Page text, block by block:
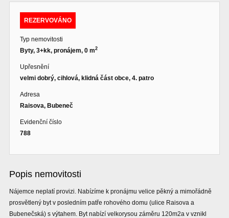
REZERVOVÁNO
Typ nemovitosti
Byty, 3+kk, pronájem, 0 m2
Upřesnění
velmi dobrý, cihlová, klidná část obce, 4. patro
Adresa
Raisova, Bubeneč
Evidenční číslo
788
Popis nemovitosti
Nájemce neplatí provizi. Nabízíme k pronájmu velice pěkný a mimořádně
prosvětlený byt v posledním patře rohového domu (ulice Raisova a
Bubenečská) s výtahem. Byt nabízí velkorysou záměru 120m2a v vznikl